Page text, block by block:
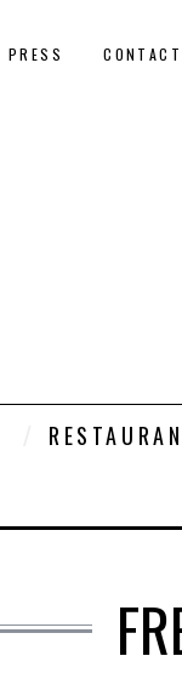
PRESS CONTACT